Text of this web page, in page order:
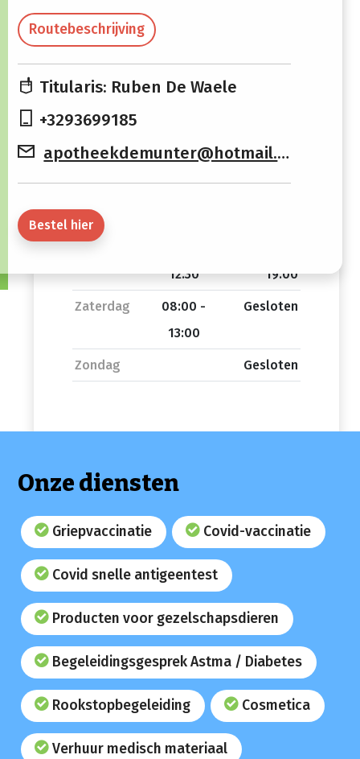
Routebeschrijving
Titularis: Ruben De Waele
+3293699185
apotheekdemunter@hotmail.com
Bestel hier
Maandag
Woensdag
12:30
19:00
12:30
19:00
Zaterdag
08:00 -
13:00
Gesloten
Zondag Gesloten
Onze diensten
Griepvaccinatie Covid-vaccinatie
Covid snelle antigeentest
Producten voor gezelschapsdieren
Begeleidingsgesprek Astma / Diabetes
Rookstopbegeleiding Cosmetica
Verhuur medisch materiaal